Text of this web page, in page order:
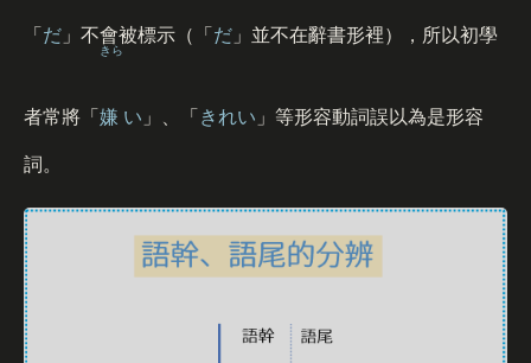
「 だ 」不會被標示（「 だ 」並不在辭書形裡），所以初學
者常將「 嫌
きら
い 」、「 きれい 」等形容動詞誤以為是形容
詞。